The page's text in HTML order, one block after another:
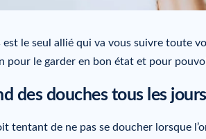
le seul allié qui va vous suivre toute
pour le garder en bon état et pour
des douches tous les
tentant de ne pas se doucher lorsque